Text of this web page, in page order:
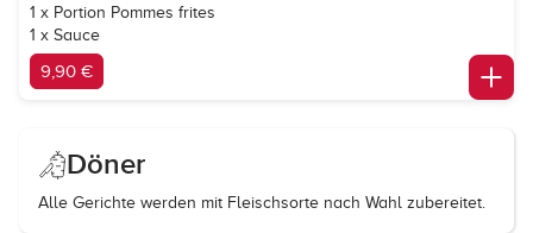
1 x Portion Pommes frites
1 x Sauce
9,90 €
Döner
Alle Gerichte werden mit Fleischsorte nach Wahl zubereitet.